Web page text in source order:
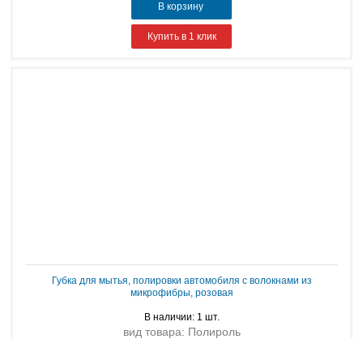
В корзину
Купить в 1 клик
Губка для мытья, полировки автомобиля с волокнами из
микрофибры, розовая
В наличии: 1 шт.
вид товара: Полироль